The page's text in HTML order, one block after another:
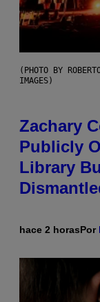
(PHOTO BY
IMAGES)
Zachary
Publicly
Library
hace 2 horasPor